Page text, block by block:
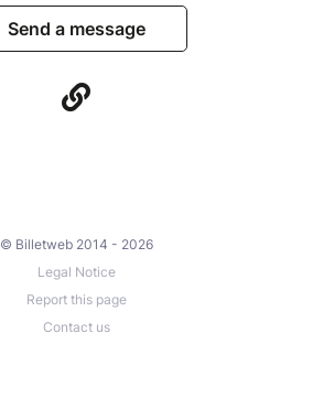
Send a message
© Billetweb 2014 - 2026
Legal Notice
Report this page
Contact us